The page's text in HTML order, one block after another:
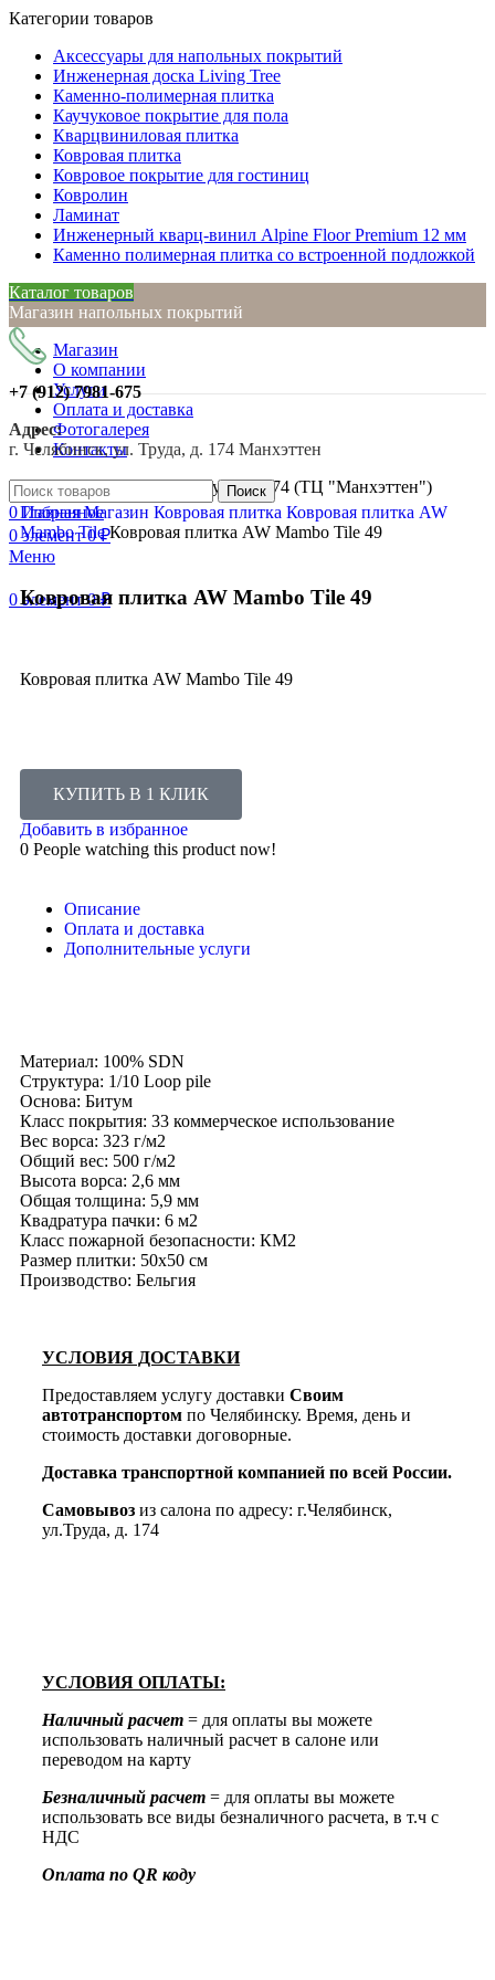
Категории товаров
Аксессуары для напольных покрытий
Инженерная доска Living Tree
Каменно-полимерная плитка
Каучуковое покрытие для пола
Кварцвиниловая плитка
Ковровая плитка
Ковровое покрытие для гостиниц
Ковролин
Ламинат
Инженерный кварц-винил Alpine Floor Premium 12 мм
Каменно полимерная плитка со встроенной подложкой
Каталог товаров
Магазин напольных покрытий
Магазин
О компании
Услуги
Оплата и доставка
Фотогалерея
Контакты
г. Челябинск, ул. Труда, д. 174 (ТЦ "Манхэттен")
+7 (912)7981-675
Адрес:
г. Челябинск, ул. Труда, д. 174 Манхэттен
Поиск
0Избранное
0элемент 0₽
Меню
0элемент 0₽
ГлавнаяМагазин Ковровая плитка Ковровая плитка AW
Mambo TileКовровая плитка AW Mambo Tile 49
Ковровая плитка AW Mambo Tile 49
Ковровая плитка AW Mambo Tile 49
КУПИТЬ В 1 КЛИК
Добавить в избранное
0 People watching this product now!
Описание
Оплата и доставка
Дополнительные услуги
Материал: 100% SDN
Структура: 1/10 Loop pile
Основа: Битум
Класс покрытия: 33 коммерческое использование
Вес ворса: 323 г/м2
Общий вес: 500 г/м2
Высота ворса: 2,6 мм
Общая толщина: 5,9 мм
Квадратура пачки: 6 м2
Класс пожарной безопасности: КМ2
Размер плитки: 50х50 см
Производство: Бельгия
УСЛОВИЯ ОПЛАТЫ:
Наличный расчет = для оплаты вы можете
использовать наличный расчет в салоне или
переводом на карту
Безналичный расчет = для оплаты вы можете
использовать все виды безналичного расчета, в т.ч с
НДС
Оплата по QR коду
УСЛОВИЯ ДОСТАВКИ
Предоставляем услугу доставки Своим
автотранспортом по Челябинску. Время, день и
стоимость доставки договорные.
Доставка транспортной компанией по всей России.
Самовывоз из салона по адресу: г.Челябинск,
ул.Труда, д. 174